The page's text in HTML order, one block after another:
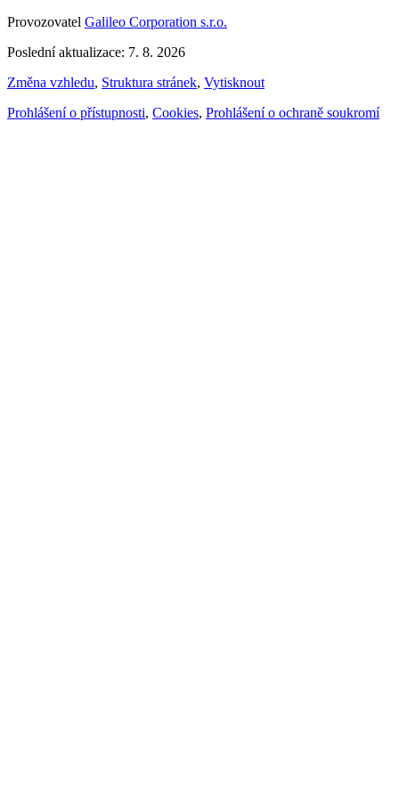
Provozovatel Galileo Corporation s.r.o.
Poslední aktualizace: 7. 8. 2026
Změna vzhledu, Struktura stránek, Vytisknout
Prohlášení o přístupnosti, Cookies, Prohlášení o ochraně soukromí